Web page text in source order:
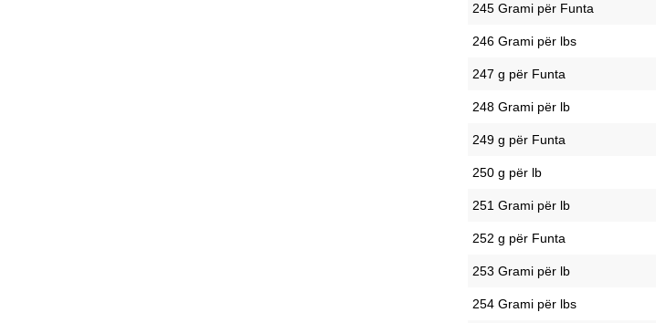
245 Grami për Funta
246 Grami për lbs
247 g për Funta
248 Grami për lb
249 g për Funta
250 g për lb
251 Grami për lb
252 g për Funta
253 Grami për lb
254 Grami për lbs